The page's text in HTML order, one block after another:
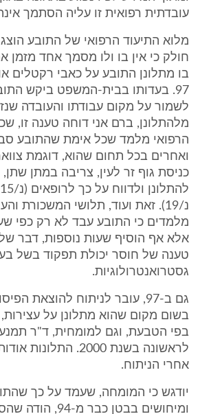
עובדתית רפואית זו עליה הסתמך
מלוא התיעוד הרפואי של התובע
חולק כי אין בו ולו מסמך אחד מזמן
בו מתלונן התובע על כאבי רקטלים
97. בעדותו בבית-המשפט ביקש
לשמור על מקום עבודתו והעובדה
מלהתלונן, ברם אני דוחה טענה זו,
הרפואי מלמד שכל אימת שהתובע
ואחרים בכל תחום שהוא, דוגמת
כניסת גוף זר לעין, צריבה במתן
נ/19). זאת ועוד, תלושי המשכורת
מלמדים כי התובע עבד לא רק כפי
אלא אף הוסיף שעות נוספות, דבר
טענה של חוסר יכולת תפקוד בשל
גסטרואנטרולוגיות.
גם ב-97, עובר לניתוח להוצאת
בשום מקום שהוא מתלונן על
בפי הטבעת, וגם למומחית, ד"ר תמנע
לראשונה בשנת 2000.
אחרי הניתוח.
יודגש כי המומחה, שעמד על כך
ומיחושים בבטן